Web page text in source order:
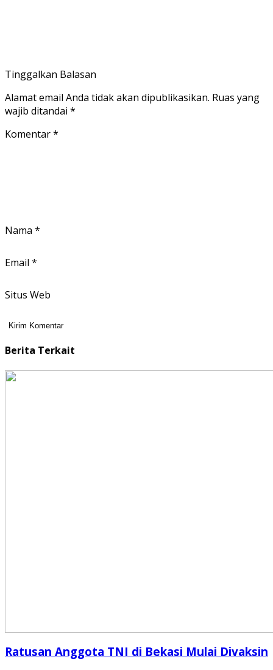
Tinggalkan Balasan
Alamat email Anda tidak akan dipublikasikan. Ruas yang
wajib ditandai *
Komentar*
Nama *
Email *
Situs Web
Berita Terkait
Ratusan Anggota TNI di Bekasi Mulai Divaksin